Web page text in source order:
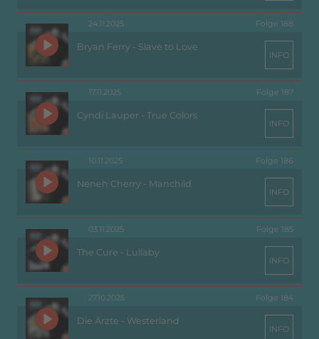
24.11.2025 Folge 188
Bryan Ferry - Slave to Love
INFO
17.11.2025 Folge 187
Cyndi Lauper - True Colors
INFO
10.11.2025 Folge 186
Neneh Cherry - Manchild
INFO
03.11.2025 Folge 185
The Cure - Lullaby
INFO
27.10.2025 Folge 184
Die Ärzte - Westerland
INFO